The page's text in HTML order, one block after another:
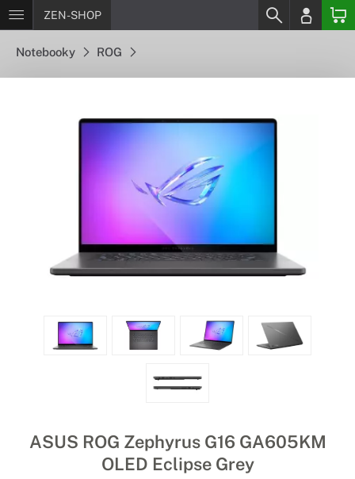
ZEN-SHOP
Notebooky ROG
ASUS ROG Zephyrus G16 GA605KM
OLED Eclipse Grey